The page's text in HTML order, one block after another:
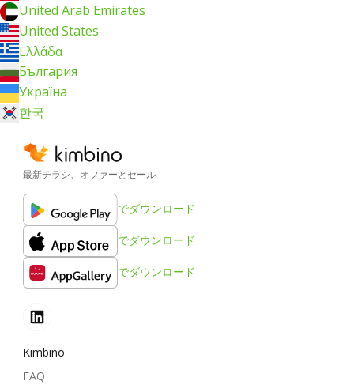
United Arab Emirates
United States
Ελλάδα
България
Україна
한국
最新チラシ、オファーとセール
でダウンロード
でダウンロード
でダウンロード
Kimbino
FAQ